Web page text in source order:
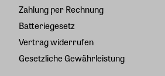
Zahlung per Rechnung
Batteriegesetz
Vertrag widerrufen
Gesetzliche Gewährleistung